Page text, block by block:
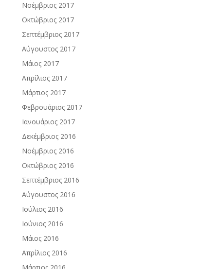
Νοέμβριος 2017
Οκτώβριος 2017
Σεπτέμβριος 2017
Αύγουστος 2017
Μάιος 2017
Απρίλιος 2017
Μάρτιος 2017
Φεβρουάριος 2017
Ιανουάριος 2017
Δεκέμβριος 2016
Νοέμβριος 2016
Οκτώβριος 2016
Σεπτέμβριος 2016
Αύγουστος 2016
Ιούλιος 2016
Ιούνιος 2016
Μάιος 2016
Απρίλιος 2016